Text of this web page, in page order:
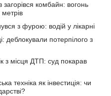
комбайн: вогонь
з фурою: водій у лікарні
деблокували потерпілого з
з місця ДТП: суд покарав
техніка як інвестиція: чи